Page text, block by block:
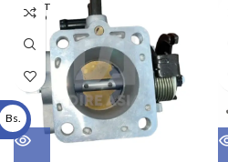
AGOT
ADO
Bs.